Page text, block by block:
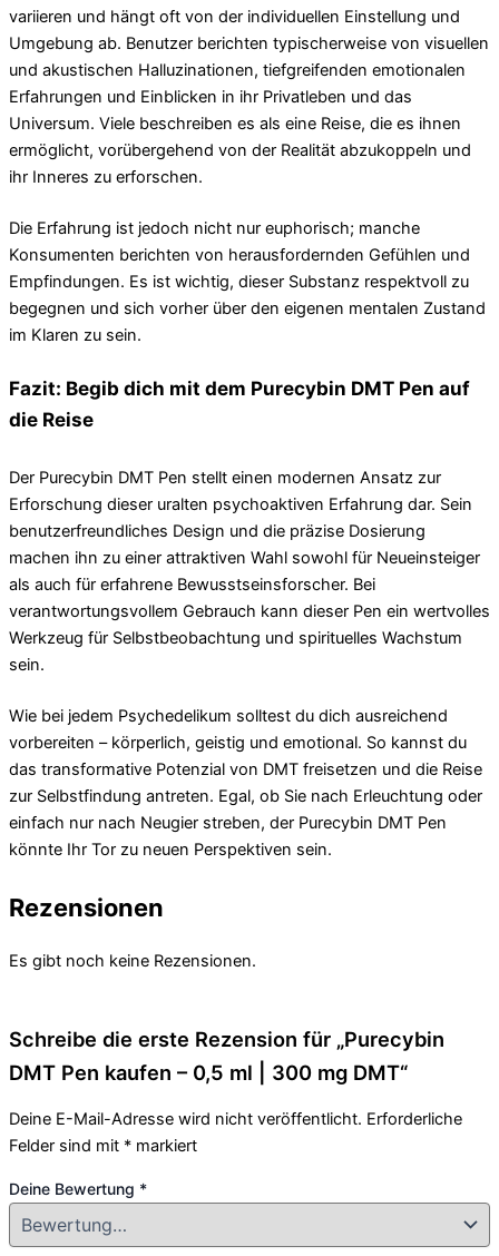
variieren und hängt oft von der individuellen Einstellung und
Umgebung ab. Benutzer berichten typischerweise von visuellen
und akustischen Halluzinationen, tiefgreifenden emotionalen
Erfahrungen und Einblicken in ihr Privatleben und das
Universum. Viele beschreiben es als eine Reise, die es ihnen
ermöglicht, vorübergehend von der Realität abzukoppeln und
ihr Inneres zu erforschen.
Die Erfahrung ist jedoch nicht nur euphorisch; manche
Konsumenten berichten von herausfordernden Gefühlen und
Empfindungen. Es ist wichtig, dieser Substanz respektvoll zu
begegnen und sich vorher über den eigenen mentalen Zustand
im Klaren zu sein.
Fazit: Begib dich mit dem Purecybin DMT Pen auf
die Reise
Der Purecybin DMT Pen stellt einen modernen Ansatz zur
Erforschung dieser uralten psychoaktiven Erfahrung dar. Sein
benutzerfreundliches Design und die präzise Dosierung
machen ihn zu einer attraktiven Wahl sowohl für Neueinsteiger
als auch für erfahrene Bewusstseinsforscher. Bei
verantwortungsvollem Gebrauch kann dieser Pen ein wertvolles
Werkzeug für Selbstbeobachtung und spirituelles Wachstum
sein.
Wie bei jedem Psychedelikum solltest du dich ausreichend
vorbereiten – körperlich, geistig und emotional. So kannst du
das transformative Potenzial von DMT freisetzen und die Reise
zur Selbstfindung antreten. Egal, ob Sie nach Erleuchtung oder
einfach nur nach Neugier streben, der Purecybin DMT Pen
könnte Ihr Tor zu neuen Perspektiven sein.
Rezensionen
Es gibt noch keine Rezensionen.
Schreibe die erste Rezension für „Purecybin
DMT Pen kaufen – 0,5 ml | 300 mg DMT“
Deine E-Mail-Adresse wird nicht veröffentlicht. Erforderliche
Felder sind mit * markiert
Deine Bewertung *